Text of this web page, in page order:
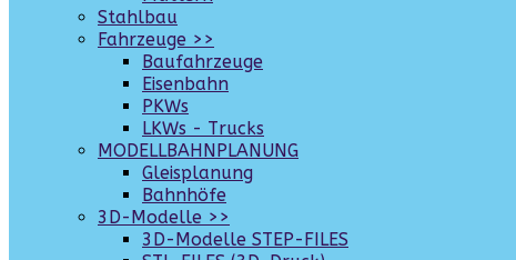
Stahlbau
Fahrzeuge >>
Baufahrzeuge
Eisenbahn
PKWs
LKWs - Trucks
MODELLBAHNPLANUNG
Gleisplanung
Bahnhöfe
3D-Modelle >>
3D-Modelle STEP-FILES